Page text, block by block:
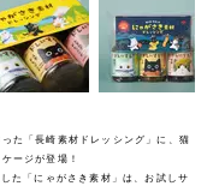
た「長崎素材ドレッシング」に、猫
ージが登場！
た「にゃがさき素材」は、お試しサ